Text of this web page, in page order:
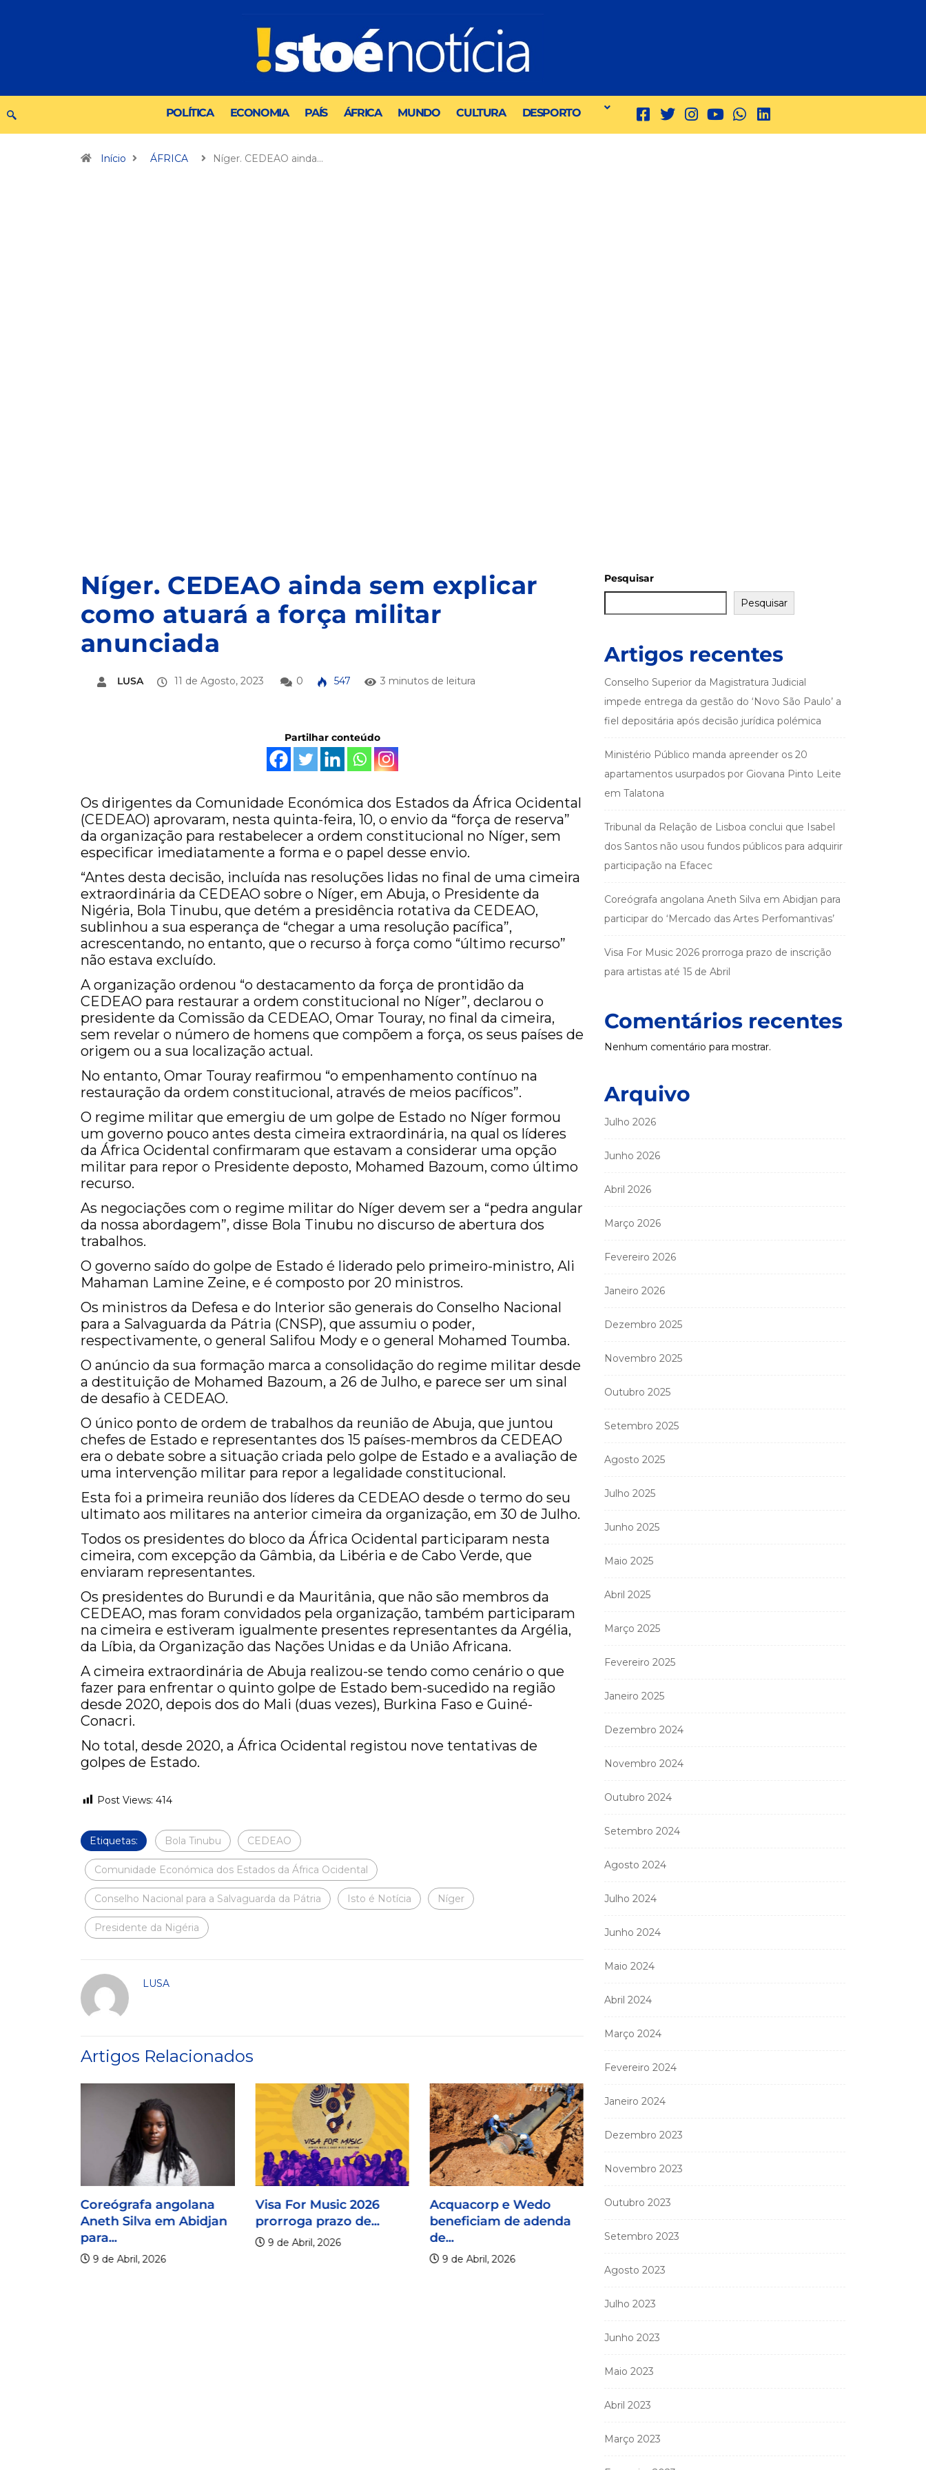
POLÍTICA ECONOMIA PAÍS ÁFRICA MUNDO CULTURA DESPORTO
Início ÁFRICA Níger. CEDEAO ainda…
Níger. CEDEAO ainda sem explicar
como atuará a força militar
anunciada
LUSA 11 de Agosto, 2023 0 547 3 minutos de leitura
Partilhar conteúdo
Os dirigentes da Comunidade Económica dos Estados da África Ocidental
(CEDEAO) aprovaram, nesta quinta-feira, 10, o envio da “força de reserva”
da organização para restabelecer a ordem constitucional no Níger, sem
especificar imediatamente a forma e o papel desse envio.
“Antes desta decisão, incluída nas resoluções lidas no final de uma cimeira
extraordinária da CEDEAO sobre o Níger, em Abuja, o Presidente da
Nigéria, Bola Tinubu, que detém a presidência rotativa da CEDEAO,
sublinhou a sua esperança de “chegar a uma resolução pacífica”,
acrescentando, no entanto, que o recurso à força como “último recurso”
não estava excluído.
A organização ordenou “o destacamento da força de prontidão da
CEDEAO para restaurar a ordem constitucional no Níger”, declarou o
presidente da Comissão da CEDEAO, Omar Touray, no final da cimeira,
sem revelar o número de homens que compõem a força, os seus países de
origem ou a sua localização actual.
No entanto, Omar Touray reafirmou “o empenhamento contínuo na
restauração da ordem constitucional, através de meios pacíficos”.
O regime militar que emergiu de um golpe de Estado no Níger formou
um governo pouco antes desta cimeira extraordinária, na qual os líderes
da África Ocidental confirmaram que estavam a considerar uma opção
militar para repor o Presidente deposto, Mohamed Bazoum, como último
recurso.
As negociações com o regime militar do Níger devem ser a “pedra angular
da nossa abordagem”, disse Bola Tinubu no discurso de abertura dos
trabalhos.
O governo saído do golpe de Estado é liderado pelo primeiro-ministro, Ali
Mahaman Lamine Zeine, e é composto por 20 ministros.
Os ministros da Defesa e do Interior são generais do Conselho Nacional
para a Salvaguarda da Pátria (CNSP), que assumiu o poder,
respectivamente, o general Salifou Mody e o general Mohamed Toumba.
O anúncio da sua formação marca a consolidação do regime militar desde
a destituição de Mohamed Bazoum, a 26 de Julho, e parece ser um sinal
de desafio à CEDEAO.
O único ponto de ordem de trabalhos da reunião de Abuja, que juntou
chefes de Estado e representantes dos 15 países-membros da CEDEAO
era o debate sobre a situação criada pelo golpe de Estado e a avaliação de
uma intervenção militar para repor a legalidade constitucional.
Esta foi a primeira reunião dos líderes da CEDEAO desde o termo do seu
ultimato aos militares na anterior cimeira da organização, em 30 de Julho.
Todos os presidentes do bloco da África Ocidental participaram nesta
cimeira, com excepção da Gâmbia, da Libéria e de Cabo Verde, que
enviaram representantes.
Os presidentes do Burundi e da Mauritânia, que não são membros da
CEDEAO, mas foram convidados pela organização, também participaram
na cimeira e estiveram igualmente presentes representantes da Argélia,
da Líbia, da Organização das Nações Unidas e da União Africana.
A cimeira extraordinária de Abuja realizou-se tendo como cenário o que
fazer para enfrentar o quinto golpe de Estado bem-sucedido na região
desde 2020, depois dos do Mali (duas vezes), Burkina Faso e Guiné-
Conacri.
No total, desde 2020, a África Ocidental registou nove tentativas de
golpes de Estado.
Post Views: 414
Etiquetas: Bola Tinubu CEDEAO
Comunidade Económica dos Estados da África Ocidental
Conselho Nacional para a Salvaguarda da Pátria Isto é Notícia Níger
Presidente da Nigéria
LUSA
Artigos Relacionados
Coreógrafa angolana
Aneth Silva em Abidjan
para...
9 de Abril, 2026
Visa For Music 2026
prorroga prazo de...
9 de Abril, 2026
Acquacorp e Wedo
beneficiam de adenda
de...
9 de Abril, 2026
Ministério Público
apartamentos...
Pesquisar
Pesquisar
Artigos recentes
Conselho Superior da Magistratura Judicial
impede entrega da gestão do ‘Novo São Paulo’ a
fiel depositária após decisão jurídica polémica
Ministério Público manda apreender os 20
apartamentos usurpados por Giovana Pinto Leite
em Talatona
Tribunal da Relação de Lisboa conclui que Isabel
dos Santos não usou fundos públicos para adquirir
participação na Efacec
Coreógrafa angolana Aneth Silva em Abidjan para
participar do ‘Mercado das Artes Perfomantivas’
Visa For Music 2026 prorroga prazo de inscrição
para artistas até 15 de Abril
Comentários recentes
Nenhum comentário para mostrar.
Arquivo
Julho 2026
Junho 2026
Abril 2026
Março 2026
Fevereiro 2026
Janeiro 2026
Dezembro 2025
Novembro 2025
Outubro 2025
Setembro 2025
Agosto 2025
Julho 2025
Junho 2025
Maio 2025
Abril 2025
Março 2025
Fevereiro 2025
Janeiro 2025
Dezembro 2024
Novembro 2024
Outubro 2024
Setembro 2024
Agosto 2024
Julho 2024
Junho 2024
Maio 2024
Abril 2024
Março 2024
Fevereiro 2024
Janeiro 2024
Dezembro 2023
Novembro 2023
Outubro 2023
Setembro 2023
Agosto 2023
Julho 2023
Junho 2023
Maio 2023
Abril 2023
Março 2023